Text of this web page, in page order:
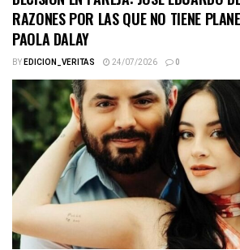
RAZONES POR LAS QUE NO TIENE
PAOLA DALAY
BYEDICION_VERITAS 24/07/2026 0